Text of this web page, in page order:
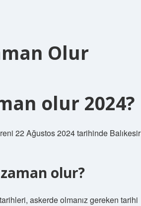
Olur
olur 2024?
22 Ağustos 2024 tarihinde Balıkesir
olur?
askerde olmanız gereken tarihi